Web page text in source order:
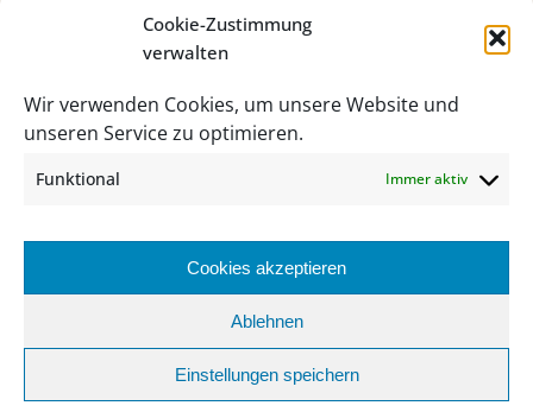
Cookie-Zustimmung
verwalten
Wir verwenden Cookies, um unsere Website und
unseren Service zu optimieren.
Funktional Immer aktiv
Cookies akzeptieren
Ablehnen
Einstellungen speichern
Druckerguthaben
HAK/HAS Bad Ischl, Grazer Straße 27, 4820 Bad Ischl
06132 235 62 |sekretariat@hakhasbadischl.at
Facebook
Instagram
YouTube
Office MS Webuntis